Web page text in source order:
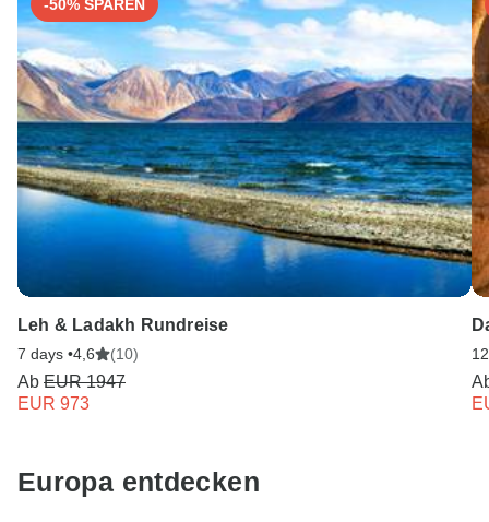
für Sie da.
-50% SPAREN
Leh & Ladakh Rundreise
7 days •4,6 (10)
Ab EUR 1947
EUR 973
Europa entdecken